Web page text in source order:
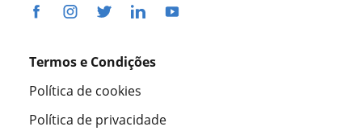
Termos e Condições
Política de cookies
Política de privacidade